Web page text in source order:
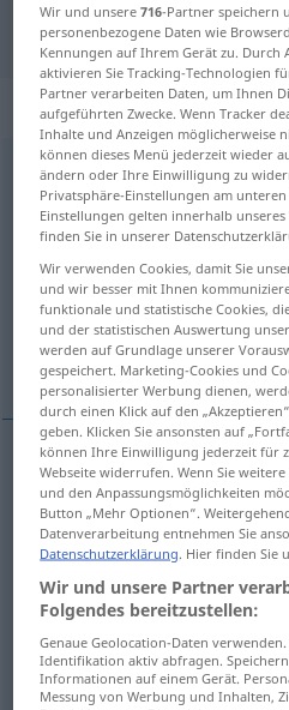
"Begleiter"
„Begleiter“:
Begleiterm <Begleiters;
Übersicht aller
(Für mehr Details die Übersetzung
companion
accompanist
companion Begleiter
attendant Begleiterals
Wir und unsere716-Partner speichern
personenbezogene Daten wie
Kennungen auf Ihrem Gerät zu. Durch
aktivieren Sie Tracking-Technologien
Partner verarbeiten Daten, um Ihnen
aufgeführten Zwecke. Wenn Tracker
Inhalte und Anzeigen möglicherweise
können dieses Menü jederzeit wieder
ändern oder Ihre Einwilligung zu
Privatsphäre-Einstellungen am
Einstellungen gelten innerhalb
finden Sie in unserer
Wir verwenden Cookies, damit Sie
und wir besser mit Ihnen
funktionale und statistische Cookies,
und der statistischen Auswertung
werden auf Grundlage unserer
gespeichert. Marketing-Cookies und
personalisierter Werbung dienen,
durch einen Klick auf den
geben. Klicken Sie ansonsten auf
können Ihre Einwilligung jederzeit für
Webseite widerrufen. Wenn Sie
und den Anpassungsmöglichkeiten
Button „Mehr Optionen“.
Datenverarbeitung entnehmen Sie
Datenschutzerklärung. Hier finden Sie
Wir und unsere Partner
Folgendes bereitzustellen:
Genaue Geolocation-Daten
Identifikation aktiv abfragen.
Informationen auf einem Gerät.
Messung von Werbung und Inhalten,